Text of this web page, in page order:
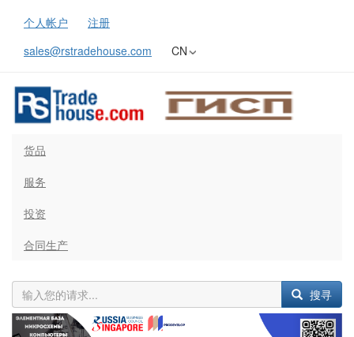
个人帐户
注册
sales@rstradehouse.com
CN
货品
服务
投资
合同生产
搜寻
Previous Next